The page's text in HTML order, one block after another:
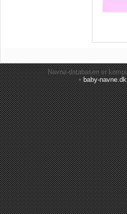
Navne-databasen er
•baby-navne.dk